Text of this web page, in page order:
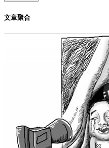
文章聚合